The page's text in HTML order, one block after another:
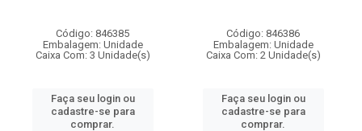
Código: 846385
Embalagem: Unidade
Caixa Com: 3 Unidade(s)
Faça seu login ou
cadastre-se para
comprar.
Código: 846386
Embalagem: Unidade
Caixa Com: 2 Unidade(s)
Faça seu login ou
cadastre-se para
comprar.